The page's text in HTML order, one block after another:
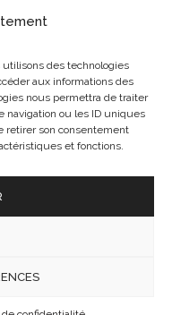
des technologies
aux informations des
nous permettra de traiter
navigation ou les ID uniques
retirer son consentement
et fonctions.